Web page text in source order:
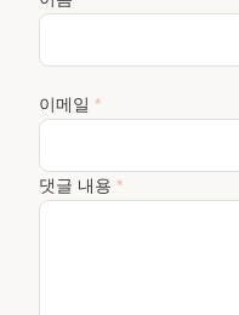
이메일 *
댓글 내용 *